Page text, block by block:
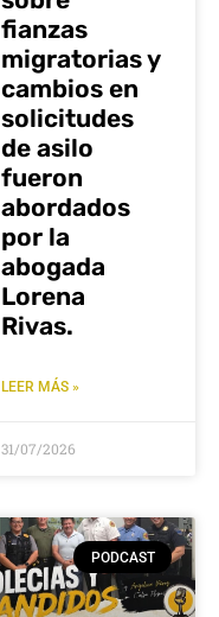
fianzas
migratorias y
cambios en
solicitudes
de asilo
fueron
abordados
por la
abogada
Lorena
Rivas.
LEER MÁS »
31/07/2026
PODCAST